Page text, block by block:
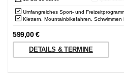
Umfangreiches Sport- und
Klettern, Mountainbikefahren, Schwimmen
599,00€
DETAILS & TERMINE